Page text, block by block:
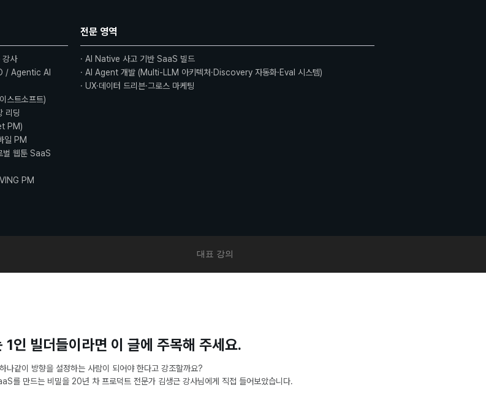
사
/ Agentic AI
스트소프트)
리딩
PM)
일 PM
웹툰 SaaS
PM
전문 영역
· AI Native 사고 기반 SaaS 빌드
· AI Agent 개발 (Multi-LLM 아키텍처·Discovery 자동화·Eval 시스템)
· UX·데이터 드리븐·그로스 마케팅
대표 강의
인 빌더들이라면 이 글에 주목해 주세요.
나같이 방향을 설정하는 사람이 되어야 한다고 강조할까요?
를 만드는 비밀을 20년 차 프로덕트 전문가 김생근 강사님에게 직접 들어보았습니다.